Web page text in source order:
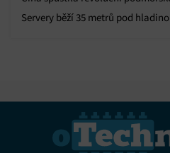
Servery běží 35 metrů pod